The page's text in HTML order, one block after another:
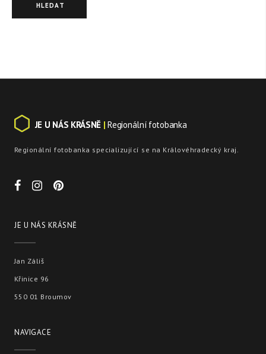
JE U NÁS KRÁSNĚ | Regionální fotobanka
Regionální fotobanka specializující se na Královéhradecký kraj.
JE U NÁS KRÁSNĚ
Jan Záliš
Křinice 96
550 01 Broumov
NAVIGACE